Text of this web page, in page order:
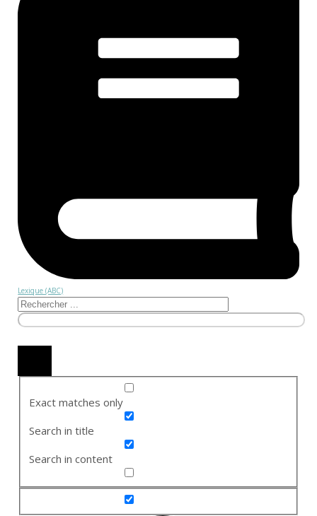
Lexique (ABC)
Exact matches only
Search in title
Search in content